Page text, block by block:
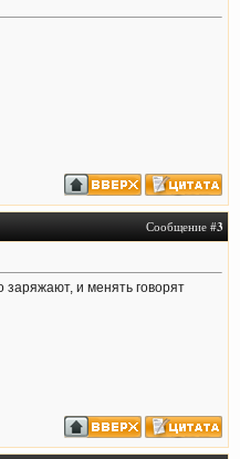
Сообщение #3
заряжают, и менять говорят